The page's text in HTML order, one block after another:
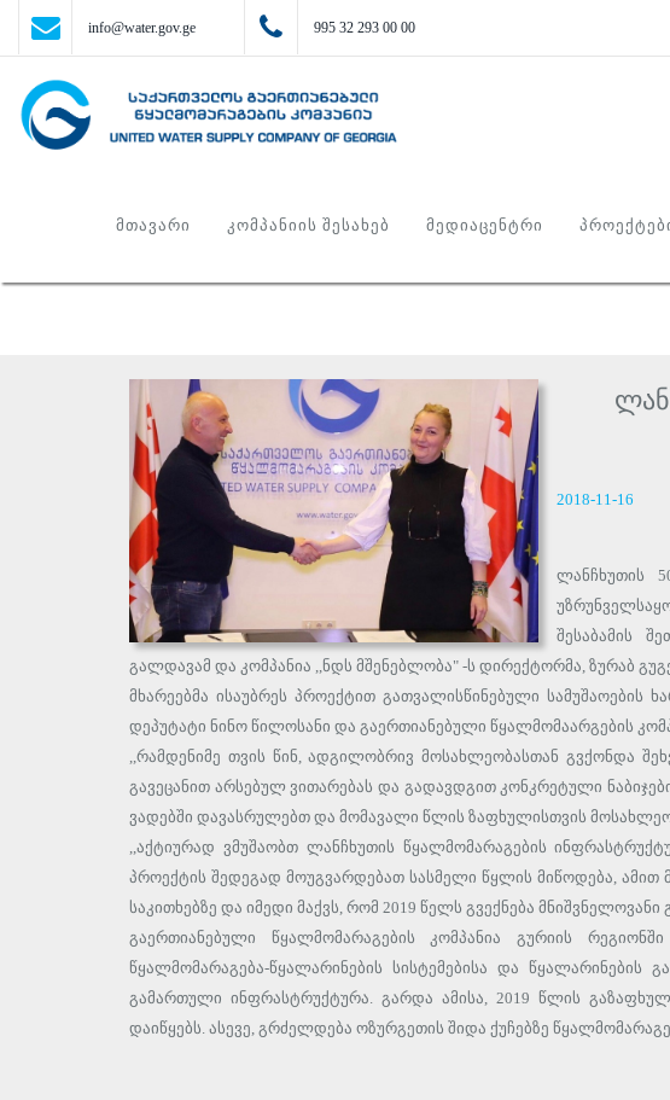
info@water.gov.ge 995 32 293 00 00
ᲛᲗᲐᲕᲐᲠᲘ ᲙᲝᲛᲞᲐᲜᲘᲘᲡ ᲨᲔᲡᲐᲮᲔᲑ ᲛᲔᲓᲘᲐᲪᲔᲜᲢᲠᲘ
2018-11-16
ლანჩხუთის
შესაბამის
გალდავამ და კომპანია ,,ნდს მშენებლობა" -ს დირექტორმა, ზურაბ
მხარეებმა ისაუბრეს პროექტით გათვალისწინებული
დეპუტატი ნინო წილოსანი და გაერთიანებული წყალმომაარგების
,,რამდენიმე თვის წინ, ადგილობრივ მოსახლეობასთან გვქონდა
გავეცანით არსებულ ვითარებას და გადავდგით კონკრეტული
ვადებში დავასრულებთ და მომავალი წლის ზაფხულისთვის
,,აქტიურად ვმუშაობთ ლანჩხუთის წყალმომარაგების
პროექტის შედეგად მოუგვარდებათ სასმელი წყლის მიწოდება,
საკითხებზე და იმედი მაქვს, რომ 2019 წელს გვექნება
გაერთიანებული წყალმომარაგების კომპანია გურიის
წყალმომარაგება-წყალარინების სისტემებისა და
გამართული ინფრასტრუქტურა. გარდა ამისა, 2019 წლის
დაიწყებს. ასევე, გრძელდება ოზურგეთის შიდა ქუჩებზე